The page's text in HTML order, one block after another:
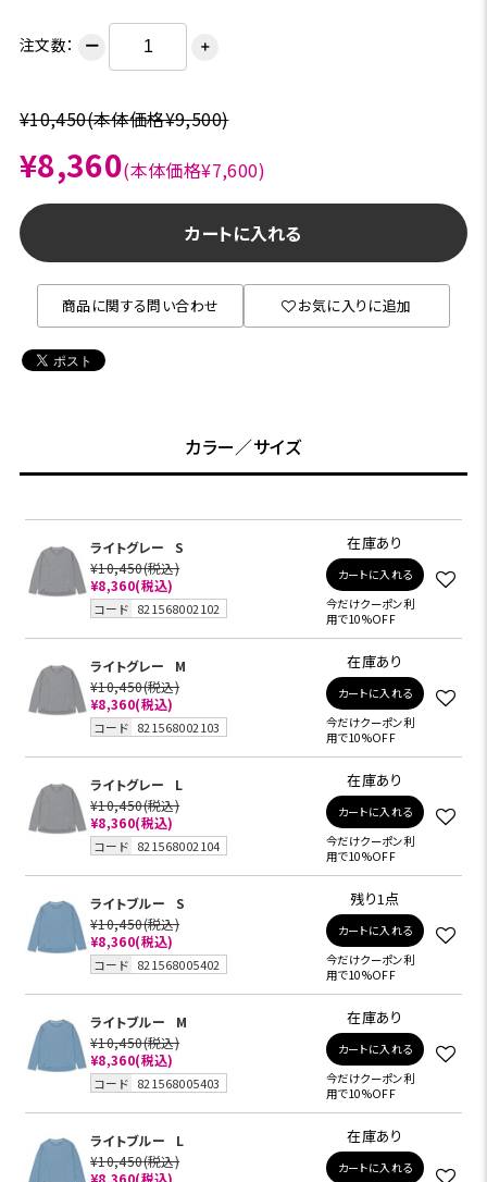
注文数： ー ＋
¥10,450(本体価格¥9,500)
¥8,360(本体価格¥7,600)
カートに入れる
商品に関する問い合わせ お気に入りに追加
カラー／サイズ
ライトグレー
S
¥10,450(税込)
¥8,360(税込)
コード 821568002102
在庫あり
カートに入れる
今だけクーポン利
用で10%OFF
ライトグレー
M
¥10,450(税込)
¥8,360(税込)
コード 821568002103
在庫あり
カートに入れる
今だけクーポン利
用で10%OFF
ライトグレー
L
¥10,450(税込)
¥8,360(税込)
コード 821568002104
在庫あり
カートに入れる
今だけクーポン利
用で10%OFF
ライトブルー
S
¥10,450(税込)
¥8,360(税込)
コード 821568005402
残り1点
カートに入れる
今だけクーポン利
用で10%OFF
ライトブルー
M
¥10,450(税込)
¥8,360(税込)
コード 821568005403
在庫あり
カートに入れる
今だけクーポン利
用で10%OFF
ライトブルー
L
¥10,450(税込)
在庫あり
カートに入れる